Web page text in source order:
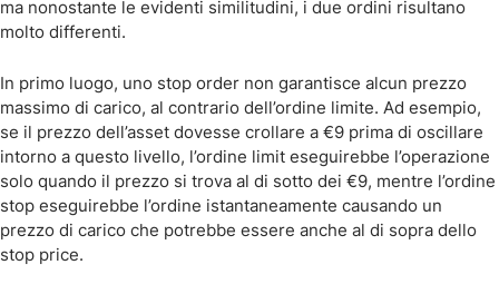
ma nonostante le evidenti similitudini, i due ordini risultano
molto differenti.
In primo luogo, uno stop order non garantisce alcun prezzo
massimo di carico, al contrario dell’ordine limite. Ad esempio,
se il prezzo dell’asset dovesse crollare a €9 prima di oscillare
intorno a questo livello, l’ordine limit eseguirebbe l’operazione
solo quando il prezzo si trova al di sotto dei €9, mentre l’ordine
stop eseguirebbe l’ordine istantaneamente causando un
prezzo di carico che potrebbe essere anche al di sopra dello
stop price.